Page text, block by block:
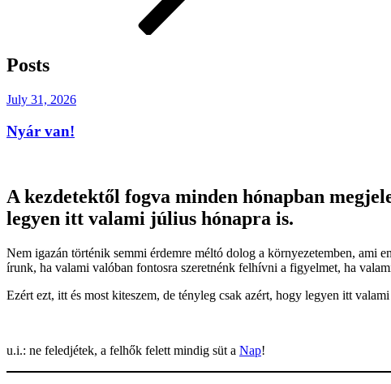
Posts
Posted
July 31, 2026
Nyár van!
A kezdetektől fogva minden hónapban
legyen itt valami július hónapra is.
Nem igazán történik semmi érdemre méltó dolog a környezetemben, ami
írunk, ha valami valóban fontosra szeretnénk felhívni a figyelmet, ha
Ezért ezt, itt és most kiteszem, de tényleg csak azért, hogy legyen itt
u.i.: ne feledjétek, a felhők felett mindig süt a Nap!